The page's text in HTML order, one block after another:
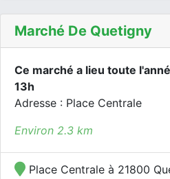
Marché De Quetigny
Ce marché a lieu toute
13h
Adresse : Place Centrale
Environ 2.3 km
Place Centrale à 21800